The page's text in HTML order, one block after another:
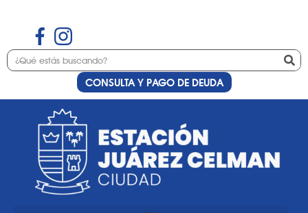
CONSULTA Y PAGO DE DEUDA
Etiqueta:Dirección
de Seguridad